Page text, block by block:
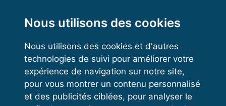
Nous utilisons des cookies
Nous utilisons des cookies et d'autres
technologies de suivi pour améliorer votre
expérience de navigation sur notre site,
pour vous montrer un contenu personnalisé
et des publicités ciblées, pour analyser le
Kettlebell
VOS ESPACES
Espace dirigeant